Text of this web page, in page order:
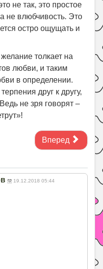
не так, это простое
не влюбчивость. Это
остро ощущать и
толкает на
любви, и таким
в определении.
друг к другу,
не зря говорят –
Вперед
19.12.2018 05:44